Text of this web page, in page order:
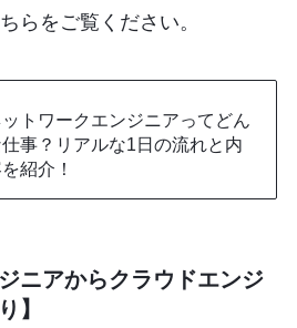
らをご覧ください。
トワークエンジニアってどん
事？リアルな1日の流れと内
紹介！
ニアからクラウドエンジ
】